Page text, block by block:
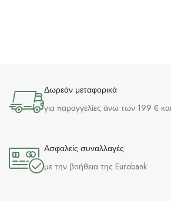
Δωρεάν μεταφορικά
για παραγγελίες άνω των 199 €
Ασφαλείς συναλλαγές
με την βοήθεια της Eurobank